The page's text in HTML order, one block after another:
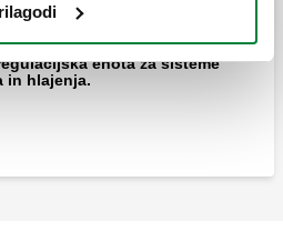
enota za sisteme
in hlajenja.